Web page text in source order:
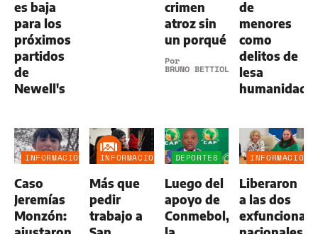
es baja
para los
próximos
partidos
de
Newell's
crimen
atroz sin
un porqué
Por
BRUNO BETTIOL
de
menores
como
delitos de
lesa
humanidad
INFORMACIÓN
Caso
Jeremías
Monzón:
INFORMACIÓN
Más que
pedir
trabajo a
DEPORTES
Luego del
apoyo de
Conmebol,
INFORMACIÓN
Liberaron
a las dos